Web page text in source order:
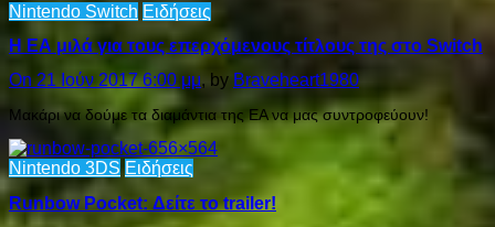
Nintendo Switch Ειδήσεις
Η ΕΑ μιλά για τους επερχόμενους τίτλους της στο Switch
On 21 Ιούν 2017 6:00 μμ, by Braveheart1980
Μακάρι να δούμε τα διαμάντια της ΕΑ να μας συντροφεύουν!
Nintendo 3DS Ειδήσεις
Runbow Pocket: Δείτε το trailer!